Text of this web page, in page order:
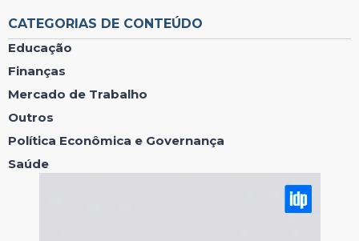
CATEGORIAS DE CONTEÚDO
Educação
Finanças
Mercado de Trabalho
Outros
Política Econômica e Governança
Saúde